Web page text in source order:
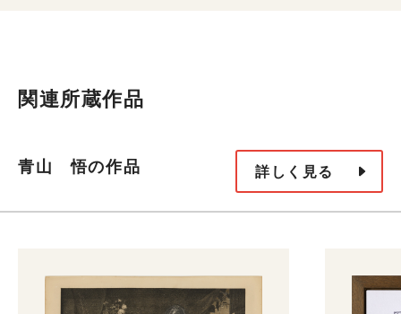
関連所蔵作品
青山 悟の作品 詳しく見る